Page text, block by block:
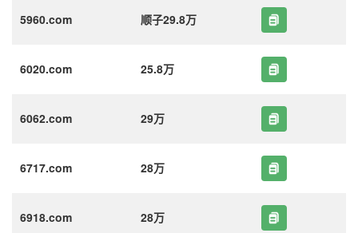
5960.com 顺子29.8万
6020.com 25.8万
6062.com 29万
6717.com 28万
6918.com 28万